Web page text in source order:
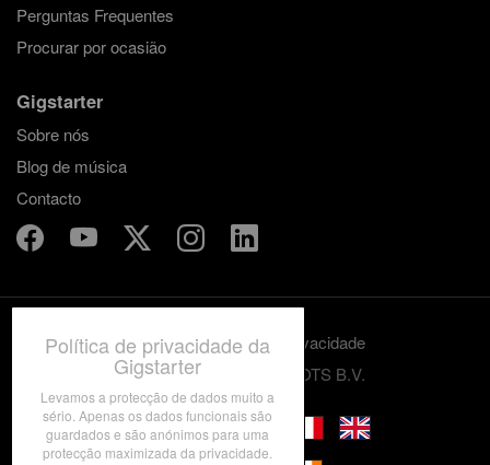
Perguntas Frequentes
Procurar por ocasião
Gigstarter
Sobre nós
Blog de música
Contacto
Termos e condições
Privacidade
© 2012-2026 GRASSROOTS B.V.
Política de privacidade da
Gigstarter
Levamos a protecção de dados muito a
sério. Apenas os dados funcionais são
guardados e são anónimos para uma
protecção maximizada da privacidade.